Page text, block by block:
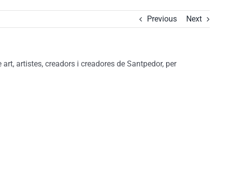
Previous Next
artistes, creadors i creadores de Santpedor, per